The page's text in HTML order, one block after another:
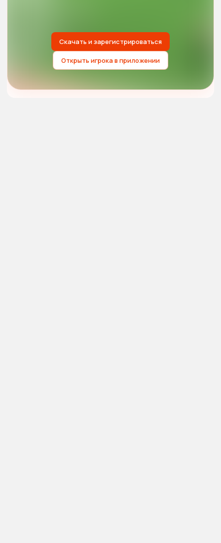
Скачать и зарегистрироваться
Открыть игрока в приложении